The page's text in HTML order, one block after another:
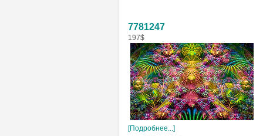
7781247
197$
[Подробнее...]